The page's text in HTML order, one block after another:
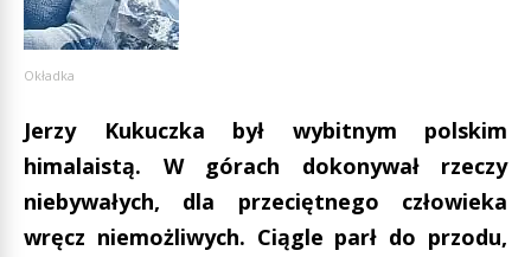
Okładka
Jerzy Kukuczka był wybitnym polskim
himalaistą. W górach dokonywał rzeczy
niebywałych, dla przeciętnego człowieka
wręcz niemożliwych. Ciągle parł do przodu,